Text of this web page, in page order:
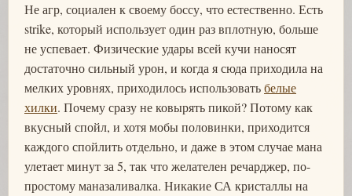
Не агр, социален к своему боссу, что естественно. Есть
strike, который использует один раз вплотную, больше
не успевает. Физические удары всей кучи наносят
достаточно сильный урон, и когда я сюда приходила на
мелких уровнях, приходилось использоватьбелые
хилки. Почему сразу не ковырять пикой? Потому как
вкусный спойл, и хотя мобы половинки, приходится
каждого спойлить отдельно, и даже в этом случае мана
улетает минут за 5, так что желателен речарджер, по-
простому маназаливалка. Никакие СА кристаллы на